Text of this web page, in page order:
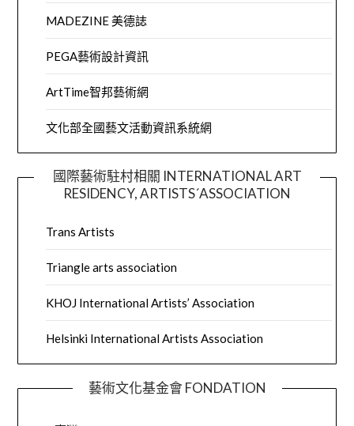
MADEZINE 美德誌
PEGA藝術設計資訊
ArtTime智邦藝術網
文化部全國藝文活動資訊系統網
國際藝術駐村相關 INTERNATIONAL ART
RESIDENCY, ARTISTS´ASSOCIATION
Trans Artists
Triangle arts association
KHOJ International Artists’ Association
Helsinki International Artists Association
藝術文化基金會 FONDATION